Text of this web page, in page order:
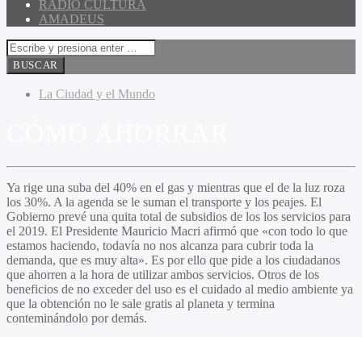
RADIO CULTURA
AMADEUS
La Ciudad y el Mundo
Ya rige una suba del 40% en el gas y mientras que el de la luz roza
los 30%. A la agenda se le suman el transporte y los peajes. El
Gobierno prevé una quita total de subsidios de los los servicios para
el 2019. El Presidente Mauricio Macri afirmó que «con todo lo que
estamos haciendo, todavía no nos alcanza para cubrir toda la
demanda, que es muy alta». Es por ello que pide a los ciudadanos
que ahorren a la hora de utilizar ambos servicios. Otros de los
beneficios de no exceder del uso es el cuidado al medio ambiente ya
que la obtención no le sale gratis al planeta y termina
conteminándolo por demás.